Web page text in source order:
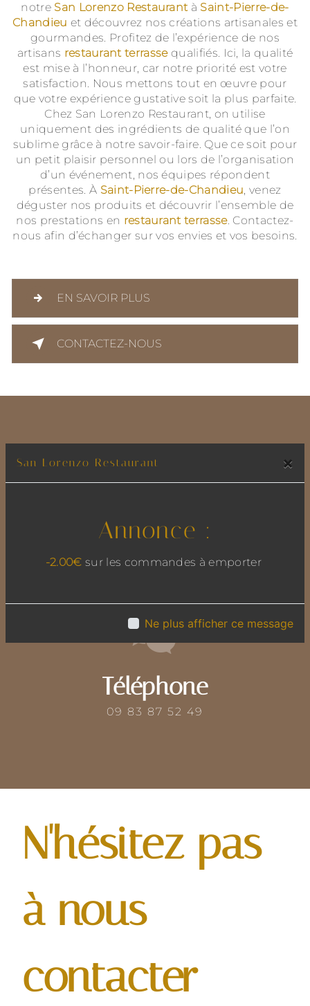
San Lorenzo Restaurant ×
Annonce :
-2.00€ sur les commandes à emporter
Ne plus afficher ce message
notre San Lorenzo Restaurantà Saint-Pierre-de-
Chandieu et découvrez nos créations artisanales et
gourmandes. Profitez de l’expérience de nos
artisans restaurant terrassequalifiés. Ici, la qualité
est mise à l’honneur, car notre priorité est votre
satisfaction. Nous mettons tout en œuvre pour
que votre expérience gustative soit la plus parfaite.
Chez San Lorenzo Restaurant, on utilise
uniquement des ingrédients de qualité que l’on
sublime grâce à notre savoir-faire. Que ce soit pour
un petit plaisir personnel ou lors de l’organisation
d’un événement, nos équipes répondent
présentes. À Saint-Pierre-de-Chandieu, venez
déguster nos produits et découvrir l’ensemble de
nos prestations en restaurant terrasse. Contactez-
nous afin d’échanger sur vos envies et vos besoins.
EN SAVOIR PLUS
CONTACTEZ-NOUS
Adresse
13 rue de l'Egalité, 69780 Mions
Téléphone
09 83 87 52 49
N'hésitez pas
à nous
contacter